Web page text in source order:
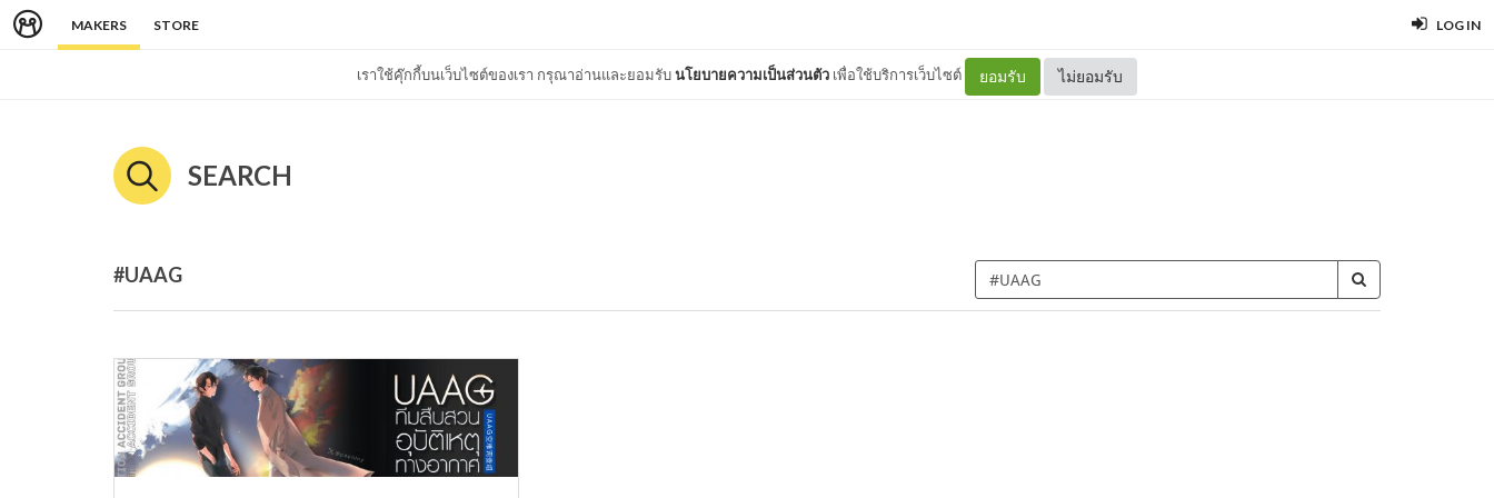
MAKERS STORE LOG IN
เราใช้คุ๊กกี้บนเว็บไซต์ของเรา กรุณาอ่านและยอมรับนโยบายความเป็นส่วนตัว เพื่อใช้บริการเว็บไซต์ ยอมรับ ไม่ยอมรับ
SEARCH
#UAAG